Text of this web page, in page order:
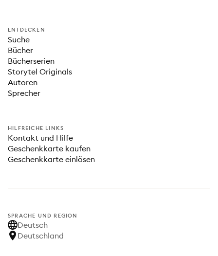
ENTDECKEN
Suche
Bücher
Bücherserien
Storytel Originals
Autoren
Sprecher
HILFREICHE LINKS
Kontakt und Hilfe
Geschenkkarte kaufen
Geschenkkarte einlösen
SPRACHE UND REGION
Deutsch
Deutschland